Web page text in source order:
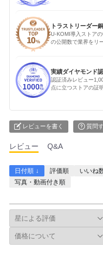
トラストリーダー
U-KOMI導入ストア
の公開数で業界をリ
実績ダイヤモンド
認証済みレビュー
点に立つストアの証
レビューを書く 質問
レビュー Q&A
日付順 ↓ 評価順 いいね
写真・動画付き順